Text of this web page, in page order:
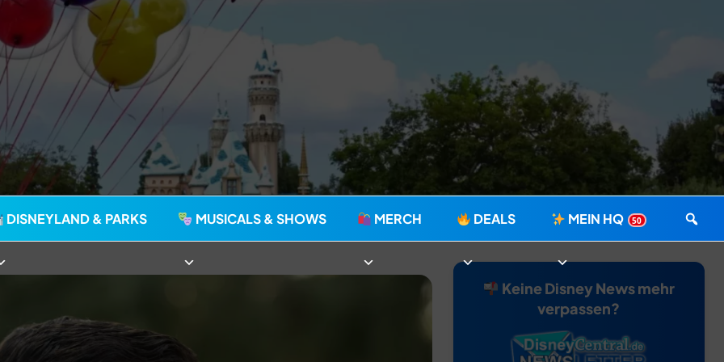
seit 2006
DISNEYLAND & PARKS MUSICALS & SHOWS MERCH DEALS MEIN HQ 50
Keine Disney News mehr
verpassen?